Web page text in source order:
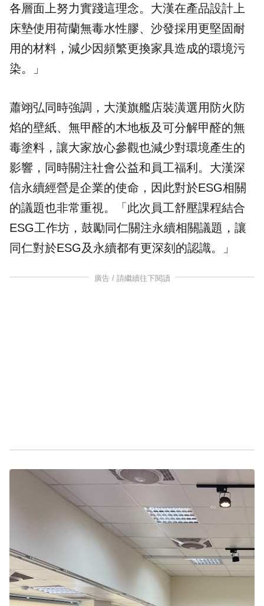
各層面上努力實踐這理念。大漢在產品設計上
床墊使用荷蘭無毒水性膠、沙發採用更堅固耐
用的材料，減少因頻繁更換家具造成的環境污
染。」
蕭翊弘同時強調，大漢旗艦店裝潢選用防火防
焰的壁紙、無甲醛的木地板及可分解甲醛的無
毒塗料，讓大家放心參觀也減少對環境產生的
影響，同時關注社會公益和員工福利。大漢深
信永續經營是企業的使命，因此對於ESG相關
的議題也非常重視。「此次員工舒壓課程結合
ESG工作坊，鼓勵同仁關注永續相關議題，讓
同仁對於ESG及永續都有更深刻的認識。」
廣告 / 請繼續往下閱讀